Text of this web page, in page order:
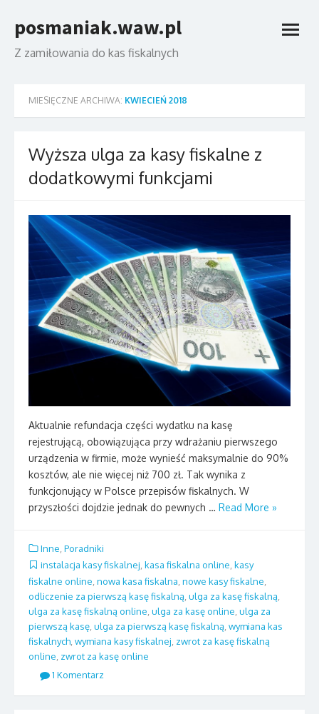
to
content
posmaniak.waw.pl
Z zamiłowania do kas fiskalnych
open
MIESIĘCZNE ARCHIWA: KWIECIEŃ 2018
Wyższa ulga za kasy fiskalne z
dodatkowymi funkcjami
Aktualnie refundacja części wydatku na kasę
rejestrującą, obowiązująca przy wdrażaniu pierwszego
urządzenia w firmie, może wynieść maksymalnie do 90%
kosztów, ale nie więcej niż 700 zł. Tak wynika z
funkcjonujący w Polsce przepisów fiskalnych. W
przyszłości dojdzie jednak do pewnych … Read More »
Inne Poradniki
instalacja kasy fiskalnej kasa fiskalna online kasy
fiskalne online, nowa kasa fiskalna, nowe kasy fiskalne,
odliczenie za pierwszą kasę fiskalną, ulga za kasę fiskalną,
ulga za kasę fiskalną online, ulga za kasę online, ulga za
pierwszą kasę, ulga za pierwszą kasę fiskalną, wymiana kas
fiskalnych, wymiana kasy fiskalnej, zwrot za kasę fiskalną
online, zwrot za kasę online
1 Komentarz